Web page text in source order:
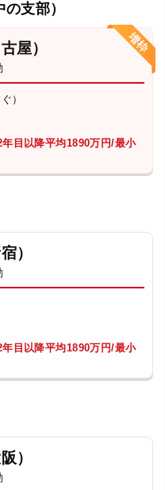
支部）
屋）
）
目以降平均1890万円/最小
）
目以降平均1890万円/最小
）
約